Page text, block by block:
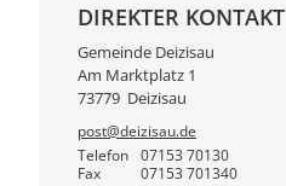
DIREKTER KONTAKT
Gemeinde Deizisau
Am Marktplatz 1
73779 Deizisau
post@deizisau.de
Telefon
07153 70130
Fax 07153 701340